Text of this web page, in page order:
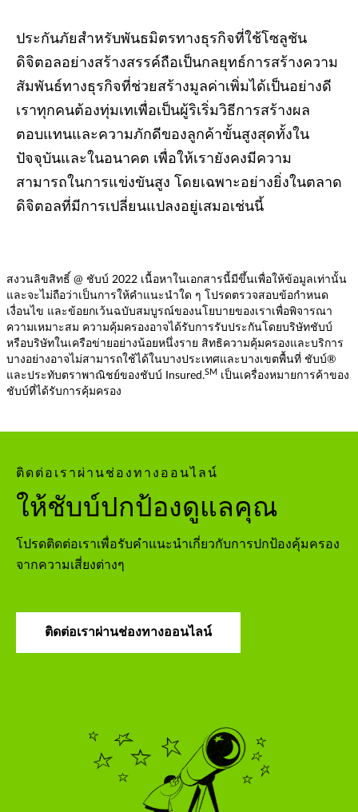
ประกันภัยสำหรับพันธมิตรทางธุรกิจที่ใช้โซลูชัน
ดิจิตอลอย่างสร้างสรรค์ถือเป็นกลยุทธ์การสร้างความ
สัมพันธ์ทางธุรกิจที่ช่วยสร้างมูลค่าเพิ่มได้เป็นอย่างดี
เราทุกคนต้องทุ่มเทเพื่อเป็นผู้ริเริ่มวิธีการสร้างผล
ตอบแทนและความภักดีของลูกค้าขั้นสูงสุดทั้งใน
ปัจจุบันและในอนาคต เพื่อให้เรายังคงมีความ
สามารถในการแข่งขันสูง โดยเฉพาะอย่างยิ่งในตลาด
ดิจิตอลที่มีการเปลี่ยนแปลงอยู่เสมอเช่นนี้
สงวนลิขสิทธิ์ @ ชับบ์ 2022 เนื้อหาในเอกสารนี้มีขึ้นเพื่อให้ข้อมูลเท่านั้น
และจะไม่ถือว่าเป็นการให้คำแนะนำใด ๆ โปรดตรวจสอบข้อกำหนด
เงื่อนไข และข้อยกเว้นฉบับสมบูรณ์ของนโยบายของเราเพื่อพิจารณา
ความเหมาะสม ความคุ้มครองอาจได้รับการรับประกันโดยบริษัทชับบ์
หรือบริษัทในเครือข่ายอย่างน้อยหนึ่งราย สิทธิความคุ้มครองและบริการ
บางอย่างอาจไม่สามารถใช้ได้ในบางประเทศและบางเขตพื้นที่ ชับบ์®
และประทับตราพาณิชย์ของชับบ์ Insured.SM เป็นเครื่องหมายการค้าของ
ชับบ์ที่ได้รับการคุ้มครอง
ติดต่อเราผ่านช่องทางออนไลน์
ให้ชับบ์ปกป้องดูแลคุณ
โปรดติดต่อเราเพื่อรับคำแนะนำเกี่ยวกับการปกป้องคุ้มครอง
จากความเสี่ยงต่างๆ
ติดต่อเราผ่านช่องทางออนไลน์